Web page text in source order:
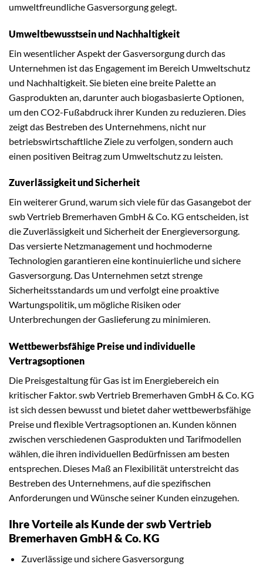
umweltfreundliche Gasversorgung gelegt.
Umweltbewusstsein und Nachhaltigkeit
Ein wesentlicher Aspekt der Gasversorgung durch das
Unternehmen ist das Engagement im Bereich Umweltschutz
und Nachhaltigkeit. Sie bieten eine breite Palette an
Gasprodukten an, darunter auch biogasbasierte Optionen,
um den CO2-Fußabdruck ihrer Kunden zu reduzieren. Dies
zeigt das Bestreben des Unternehmens, nicht nur
betriebswirtschaftliche Ziele zu verfolgen, sondern auch
einen positiven Beitrag zum Umweltschutz zu leisten.
Zuverlässigkeit und Sicherheit
Ein weiterer Grund, warum sich viele für das Gasangebot der
swb Vertrieb Bremerhaven GmbH & Co. KG entscheiden, ist
die Zuverlässigkeit und Sicherheit der Energieversorgung.
Das versierte Netzmanagement und hochmoderne
Technologien garantieren eine kontinuierliche und sichere
Gasversorgung. Das Unternehmen setzt strenge
Sicherheitsstandards um und verfolgt eine proaktive
Wartungspolitik, um mögliche Risiken oder
Unterbrechungen der Gaslieferung zu minimieren.
Wettbewerbsfähige Preise und individuelle
Vertragsoptionen
Die Preisgestaltung für Gas ist im Energiebereich ein
kritischer Faktor. swb Vertrieb Bremerhaven GmbH & Co. KG
ist sich dessen bewusst und bietet daher wettbewerbsfähige
Preise und flexible Vertragsoptionen an. Kunden können
zwischen verschiedenen Gasprodukten und Tarifmodellen
wählen, die ihren individuellen Bedürfnissen am besten
entsprechen. Dieses Maß an Flexibilität unterstreicht das
Bestreben des Unternehmens, auf die spezifischen
Anforderungen und Wünsche seiner Kunden einzugehen.
Ihre Vorteile als Kunde der swb Vertrieb
Bremerhaven GmbH & Co. KG
Zuverlässige und sichere Gasversorgung